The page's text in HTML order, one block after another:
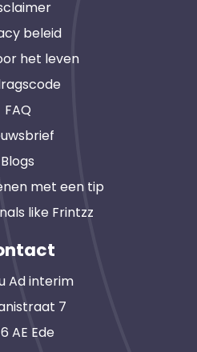
beleid
het leven
FAQ
Blogs
met een tip
like Frintzz
Ad interim
7
AE Ede